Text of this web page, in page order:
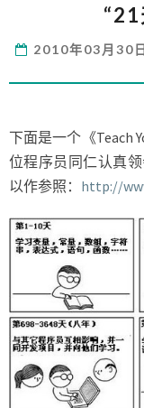
2010年03月30
下面是一个《Teach
位程序员同仁认真
以作参照： http://